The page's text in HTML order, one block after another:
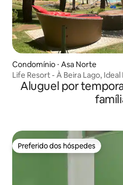
Condomínio ⋅ Asa Norte
Life Resort - À Beira Lago,
Aluguel por
Preferido dos hóspedes
Preferido dos hóspedes